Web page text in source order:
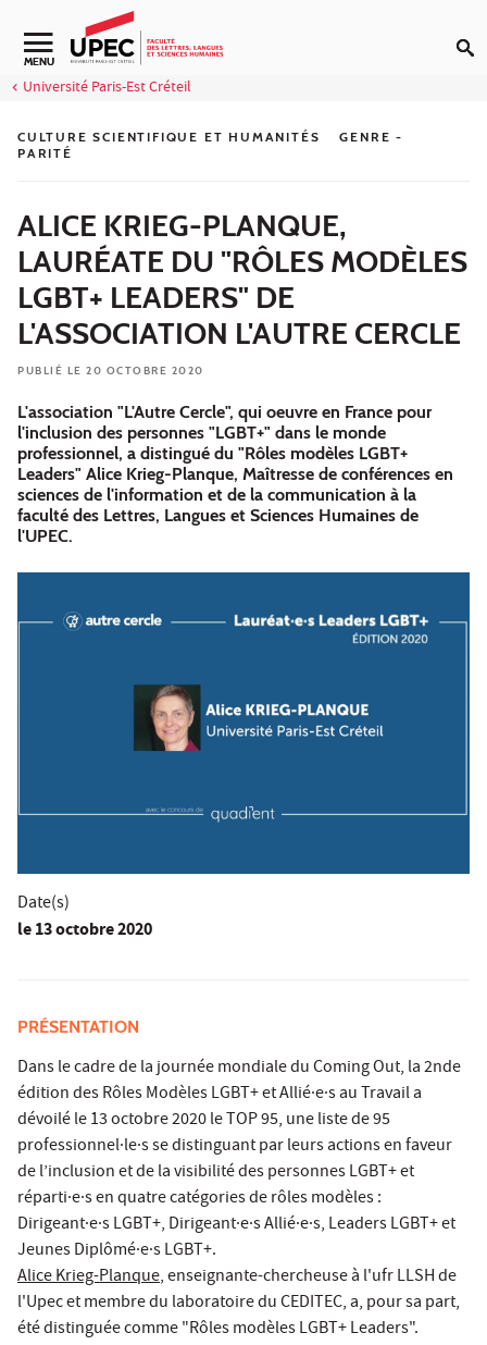
Aller au contenu
Navigation secondaire
MENU
Université Paris-Est Créteil
CULTURE SCIENTIFIQUE ET HUMANITÉS
GENRE -
PARITÉ
ALICE KRIEG-PLANQUE,
LAURÉATE DU "RÔLES MODÈLES
LGBT+ LEADERS" DE
L'ASSOCIATION L'AUTRE CERCLE
PUBLIÉ LE 20 OCTOBRE 2020
L'association "L'Autre Cercle", qui oeuvre en France pour
l'inclusion des personnes "LGBT+" dans le monde
professionnel, a distingué du "Rôles modèles LGBT+
Leaders" Alice Krieg-Planque, Maîtresse de conférences en
sciences de l'information et de la communication à la
faculté des Lettres, Langues et Sciences Humaines de
l'UPEC.
Date(s)
le13 octobre 2020
PRÉSENTATION
Dans le cadre de la journée mondiale du Coming Out, la 2nde
édition des Rôles Modèles LGBT+ et Allié·e·s au Travail a
dévoilé le 13 octobre 2020 le TOP 95, une liste de 95
professionnel·le·s se distinguant par leurs actions en faveur
de l’inclusion et de la visibilité des personnes LGBT+ et
réparti·e·s en quatre catégories de rôles modèles :
Dirigeant·e·s LGBT+, Dirigeant·e·s Allié·e·s, Leaders LGBT+ et
Jeunes Diplômé·e·s LGBT+.
Alice Krieg-Planque, enseignante-chercheuse à l'ufr LLSH de
l'Upec et membre du laboratoire du CEDITEC, a, pour sa part,
été distinguée comme "Rôles modèles LGBT+ Leaders".